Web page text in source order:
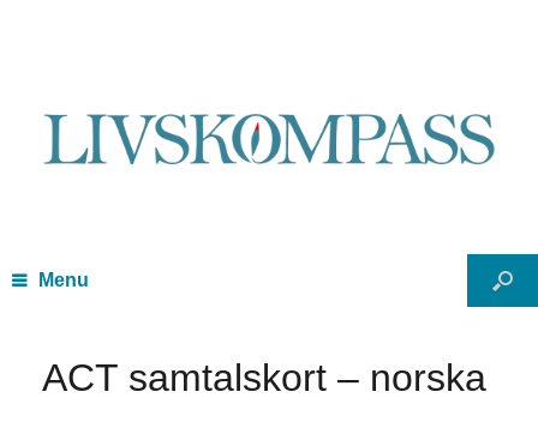
Menu
ACT samtalskort – norska